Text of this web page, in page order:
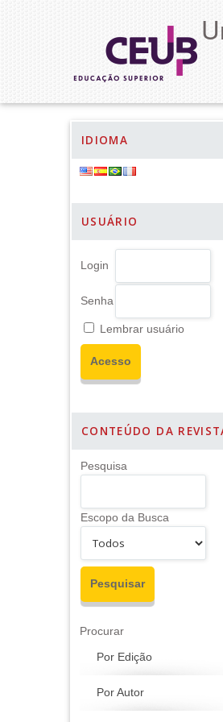
IDIOMA
USUÁRIO
Login
Senha
Lembrar usuário
CONTEÚDO DA
Pesquisa
Escopo da Busca
Procurar
Por Edição
Por Autor